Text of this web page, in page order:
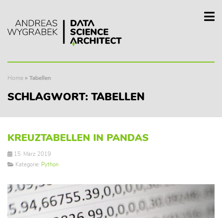
Home » Tabellen
SCHLAGWORT: TABELLEN
KREUZTABELLEN IN PANDAS
15. März 2019
Kategorie: Python